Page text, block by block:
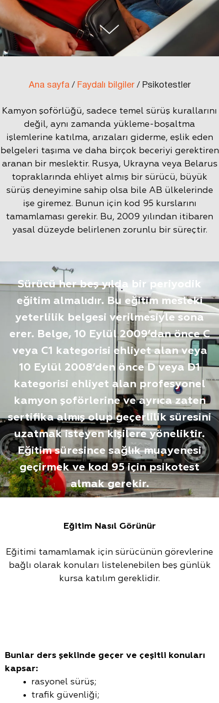
Kısa kurs
Uzun kurs
Uzun Kursu Sınavsız
Oturma Kartı
Sürücüler için ADR Kursu
Polonya’da Sürücü Belgesi Değişimi
Mark`ın sürücü kursundaek sürüş eğitimi
Litvanya’dan Polonya KOD95’e Geçiş Eğitimi
Avrupa’da Şoför İşi
Ana sayfa/ Faydalı bilgiler/ Psikotestler
Kamyon şoförlüğü, sadece temel sürüş kurallarını
değil, aynı zamanda yükleme-boşaltma
işlemlerine katılma, arızaları giderme, eşlik eden
belgeleri taşıma ve daha birçok beceriyi gerektiren
aranan bir meslektir. Rusya, Ukrayna veya Belarus
topraklarında ehliyet almış bir sürücü, büyük
sürüş deneyimine sahip olsa bile AB ülkelerinde
işe giremez. Bunun için kod 95 kurslarını
tamamlaması gerekir. Bu, 2009 yılından itibaren
yasal düzeyde belirlenen zorunlu bir süreçtir.
Sürücü her beş yılda bir periyodik
eğitim almalıdır. Bu eğitim mesleki
yeterlilik belgesi verilmesiyle sona
erer. Belge, 10 Eylül 2009’dan önce C
veya C1 kategorisi ehliyet alan veya
10 Eylül 2008’den önce D veya D1
kategorisi ehliyet alan profesyonel
kamyon şoförlerine ve ayrıca zaten
sertifika almış olup geçerlilik süresini
uzatmak isteyen kişilere yöneliktir.
Eğitim süresince sağlık muayenesi
geçirmek ve kod 95 için psikotest
almak gerekir.
Eğitim Nasıl Görünür
Eğitimi tamamlamak için sürücünün görevlerine
bağlı olarak konuları listelenebilen beş günlük
kursa katılım gereklidir.
Bunlar ders şeklinde geçer ve çeşitli konuları
kapsar:
rasyonel sürüş;
trafik güvenliği;